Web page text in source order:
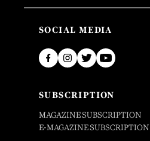
SOCIAL MEDIA
SUBSCRIPTION
MAGAZINE SUBSCRIPTION
E-MAGAZINE SUBSCRIPTION